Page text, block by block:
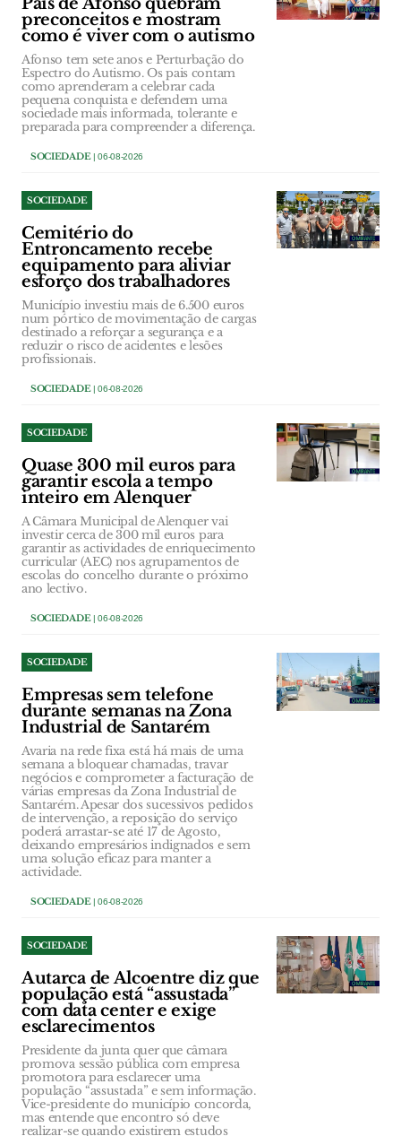
preconceitos e mostram
como é viver com o autismo
Afonso tem sete anos e Perturbação do
Espectro do Autismo. Os pais contam
como aprenderam a celebrar cada
pequena conquista e defendem uma
sociedade mais informada, tolerante e
preparada para compreender a diferença.
SOCIEDADE| 06-08-2026
SOCIEDADE
Cemitério do
Entroncamento recebe
equipamento para aliviar
esforço dos trabalhadores
Município investiu mais de 6.500 euros
num pórtico de movimentação de cargas
destinado a reforçar a segurança e a
reduzir o risco de acidentes e lesões
profissionais.
SOCIEDADE| 06-08-2026
SOCIEDADE
Quase 300 mil euros para
garantir escola a tempo
inteiro em Alenquer
A Câmara Municipal de Alenquer vai
investir cerca de 300 mil euros para
garantir as actividades de enriquecimento
curricular (AEC) nos agrupamentos de
escolas do concelho durante o próximo
ano lectivo.
SOCIEDADE| 06-08-2026
SOCIEDADE
Empresas sem telefone
durante semanas na Zona
Industrial de Santarém
Avaria na rede fixa está há mais de uma
semana a bloquear chamadas, travar
negócios e comprometer a facturação de
várias empresas da Zona Industrial de
Santarém. Apesar dos sucessivos pedidos
de intervenção, a reposição do serviço
poderá arrastar-se até 17 de Agosto,
deixando empresários indignados e sem
uma solução eficaz para manter a
actividade.
SOCIEDADE| 06-08-2026
SOCIEDADE
Autarca de Alcoentre diz que
população está “assustada”
com data center e exige
esclarecimentos
Presidente da junta quer que câmara
promova sessão pública com empresa
promotora para esclarecer uma
população “assustada” e sem informação.
Vice-presidente do município concorda,
mas entende que encontro só deve
realizar-se quando existirem estudos